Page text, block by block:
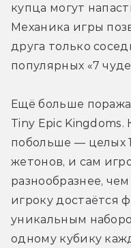
купца могут
Механика игры
друга только
популярных «7
Ещё больше
Tiny Epic
побольше — целых
жетонов, и сам
разнообразнее,
игроку достаётся
уникальным
одному кубику